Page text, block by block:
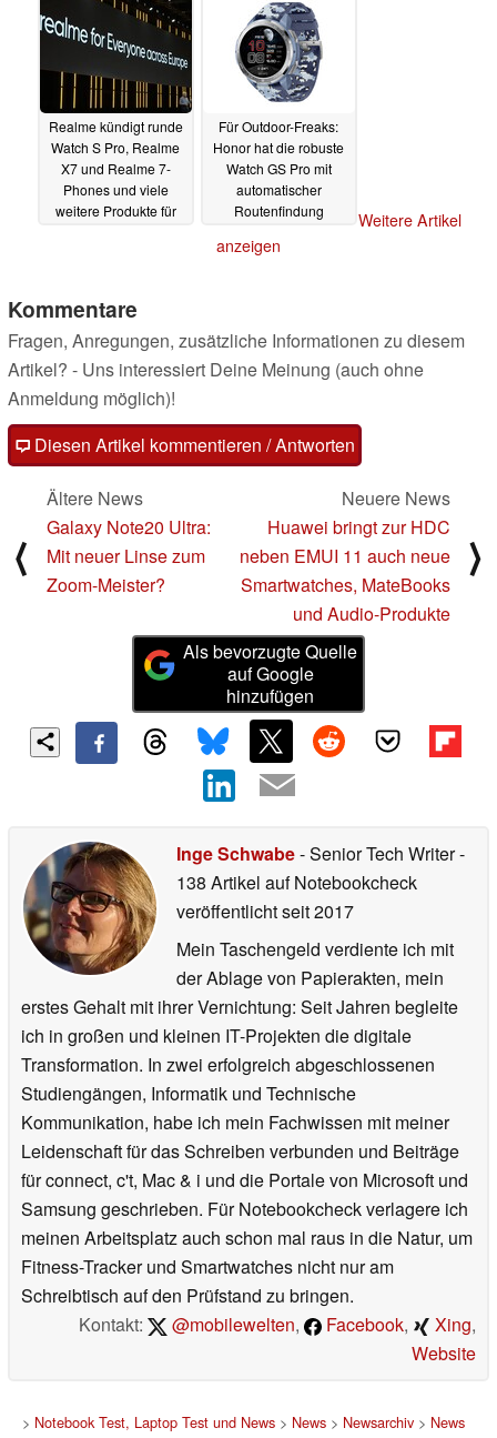
06.09.2020
Realme kündigt runde
Watch S Pro, Realme
X7 und Realme 7-
Phones und viele
weitere Produkte für
Für Outdoor-Freaks:
Honor hat die robuste
Watch GS Pro mit
automatischer
Routenfindung
Weitere Artikel
anzeigen
Kommentare
Fragen, Anregungen, zusätzliche Informationen zu diesem
Artikel? - Uns interessiert Deine Meinung (auch ohne
Anmeldung möglich)!
Diesen Artikel kommentieren / Antworten
⟨
Ältere News
Galaxy Note20 Ultra:
Mit neuer Linse zum
Zoom-Meister?
Neuere News
Huawei bringt zur HDC
neben EMUI 11 auch neue
Smartwatches, MateBooks
und Audio-Produkte
⟩
Als bevorzugte Quelle
auf Google
hinzufügen
Inge Schwabe- Senior Tech Writer-
138 Artikel auf Notebookcheck
veröffentlichtseit 2017
Mein Taschengeld verdiente ich mit
der Ablage von Papierakten, mein
erstes Gehalt mit ihrer Vernichtung: Seit Jahren begleite
ich in großen und kleinen IT-Projekten die digitale
Transformation. In zwei erfolgreich abgeschlossenen
Studiengängen, Informatik und Technische
Kommunikation, habe ich mein Fachwissen mit meiner
Leidenschaft für das Schreiben verbunden und Beiträge
für connect, c't, Mac & i und die Portale von Microsoft und
Samsung geschrieben. Für Notebookcheck verlagere ich
meinen Arbeitsplatz auch schon mal raus in die Natur, um
Fitness-Tracker und Smartwatches nicht nur am
Schreibtisch auf den Prüfstand zu bringen.
Kontakt:
@mobilewelten, Facebook, Xing,
Website
> Notebook Test, Laptop Test und News> News> Newsarchiv> News